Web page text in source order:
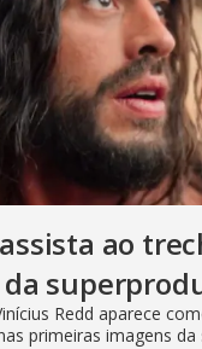
ao
Redd aparece
primeiras imagens da